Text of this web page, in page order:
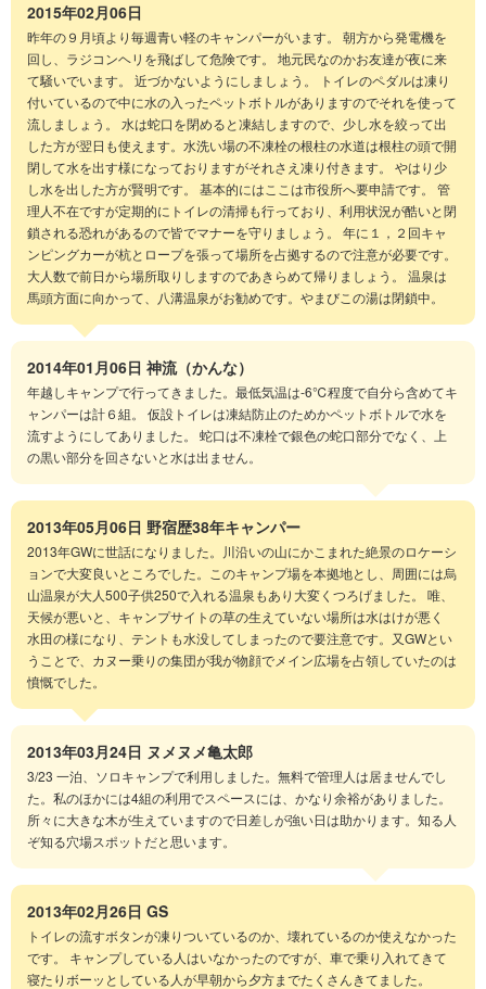
2015年02月06日
昨年の９月頃より毎週青い軽のキャンパーがいます。 朝方から発電機を
回し、ラジコンヘリを飛ばして危険です。 地元民なのかお友達が夜に来
て騒いでいます。 近づかないようにしましょう。 トイレのペダルは凍り
付いているので中に水の入ったペットボトルがありますのでそれを使って
流しましょう。 水は蛇口を閉めると凍結しますので、少し水を絞って出
した方が翌日も使えます。水洗い場の不凍栓の根柱の水道は根柱の頭で開
閉して水を出す様になっておりますがそれさえ凍り付きます。 やはり少
し水を出した方が賢明です。 基本的にはここは市役所へ要申請です。 管
理人不在ですが定期的にトイレの清掃も行っており、利用状況が酷いと閉
鎖される恐れがあるので皆でマナーを守りましょう。 年に１，２回キャ
ンピングカーが杭とロープを張って場所を占拠するので注意が必要です。
大人数で前日から場所取りしますのであきらめて帰りましょう。 温泉は
馬頭方面に向かって、八溝温泉がお勧めです。やまびこの湯は閉鎖中。
2014年01月06日 神流（かんな）
年越しキャンプで行ってきました。最低気温は‐6℃程度で自分ら含めてキ
ャンパーは計６組。 仮設トイレは凍結防止のためかペットボトルで水を
流すようにしてありました。 蛇口は不凍栓で銀色の蛇口部分でなく、上
の黒い部分を回さないと水は出ません。
2013年05月06日 野宿歴38年キャンパー
2013年GWに世話になりました。川沿いの山にかこまれた絶景のロケーシ
ョンで大変良いところでした。このキャンプ場を本拠地とし、周囲には烏
山温泉が大人500子供250で入れる温泉もあり大変くつろげました。 唯、
天候が悪いと、キャンプサイトの草の生えていない場所は水はけが悪く
水田の様になり、テントも水没してしまったので要注意です。又GWとい
うことで、カヌー乗りの集団が我が物顔でメイン広場を占領していたのは
憤慨でした。
2013年03月24日 ヌメヌメ亀太郎
3/23 一泊、ソロキャンプで利用しました。無料で管理人は居ませんでし
た。私のほかには4組の利用でスペースには、かなり余裕がありました。
所々に大きな木が生えていますので日差しが強い日は助かります。知る人
ぞ知る穴場スポットだと思います。
2013年02月26日 GS
トイレの流すボタンが凍りついているのか、壊れているのか使えなかった
です。 キャンプしている人はいなかったのですが、車で乗り入れてきて
寝たりボーッとしている人が早朝から夕方までたくさんきてました。